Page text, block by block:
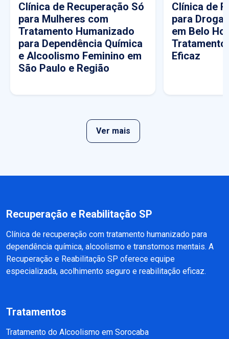
Clínica de Recuperação Só
para Mulheres com
Tratamento Humanizado
para Dependência Química
e Alcoolismo Feminino em
São Paulo e Região
Clínica de
para
em Belo
Tratamento
Eficaz
Ver mais
Recuperação e Reabilitação SP
Clínica de recuperação com tratamento humanizado para
dependência química, alcoolismo e transtornos mentais. A
Recuperação e Reabilitação SP oferece equipe
especializada, acolhimento seguro e reabilitação eficaz.
Tratamentos
Tratamento do Alcoolismo em Sorocaba